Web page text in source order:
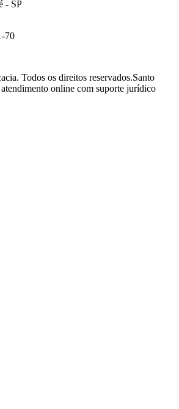
- SP
70
Todos os direitos reservados.Santo
online com suporte jurídico